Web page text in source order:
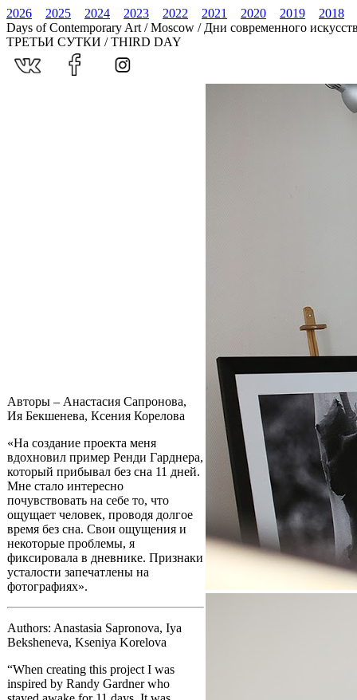
2026 2025 2024 2023 2022 2021 2020 2019
2018
Days of Contemporary Art / Moscow / Дни современного
ТРЕТЬИ СУТКИ / THIRD DAY
Авторы – Анастасия Сапронова,
Ия Бекшенева, Ксения Корелова
«На создание проекта меня
вдохновил пример Ренди Гарднера,
который прибывал без сна 11 дней.
Мне стало интересно
почувствовать на себе то, что
ощущает человек, проводя долгое
время без сна. Свои ощущения и
некоторые проблемы, я
фиксировала в дневнике. Признаки
усталости запечатлены на
фотографиях».
Authors: Anastasia Sapronova, Iya
Beksheneva, Kseniya Korelova
“When creating this project I was
inspired by Randy Gardner who